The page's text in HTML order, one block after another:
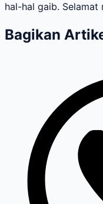
hal-hal gaib. Selamat
Bagikan